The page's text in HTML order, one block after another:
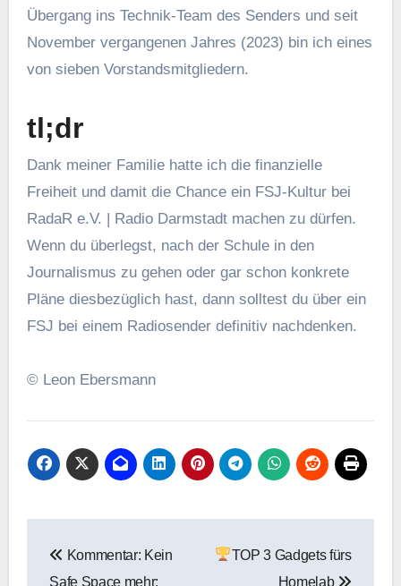
Übergang ins Technik-Team des Senders und seit
November vergangenen Jahres (2023) bin ich eines
von sieben Vorstandsmitgliedern.
tl;dr
Dank meiner Familie hatte ich die finanzielle
Freiheit und damit die Chance ein FSJ-Kultur bei
RadaR e.V. | Radio Darmstadt machen zu dürfen.
Wenn du überlegst, nach der Schule in den
Journalismus zu gehen oder gar schon konkrete
Pläne diesbezüglich hast, dann solltest du über ein
FSJ bei einem Radiosender definitiv nachdenken.
© Leon Ebersmann
Kommentar: Kein
Safe Space mehr:
TOP 3 Gadgets fürs
Homelab